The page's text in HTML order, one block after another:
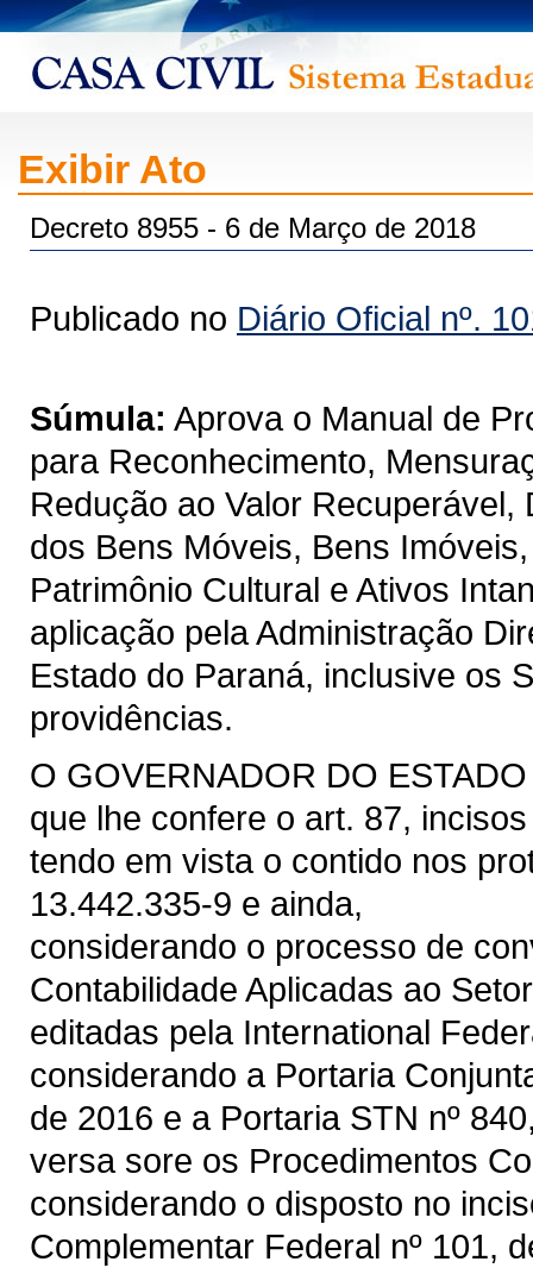
Exibir Ato
Decreto 8955 - 6 de Março de 2018
Publicado no Diário Oficial nº.
Súmula: Aprova o Manual de
para Reconhecimento,
Redução ao Valor
dos Bens Móveis, Bens
Patrimônio Cultural e Ativos
aplicação pela Administração
Estado do Paraná, inclusive os
providências.
O GOVERNADOR DO
que lhe confere o art. 87,
tendo em vista o contido nos
13.442.335-9 e ainda,
considerando o processo de
Contabilidade Aplicadas ao
editadas pela International
considerando a Portaria
de 2016 e a Portaria STN nº
versa sore os Procedimentos
considerando o disposto no
Complementar Federal nº 101,